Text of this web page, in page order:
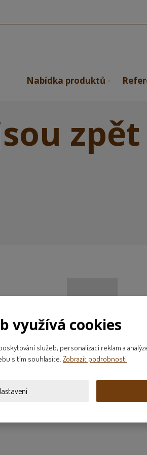
Nabídka produktů
zpět
využívá cookies
služeb, personalizaci reklam a
s tím souhlasíte. Zobrazit podrobnosti